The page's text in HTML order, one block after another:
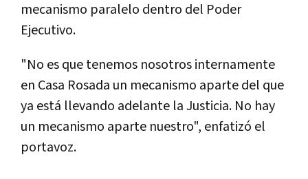
mecanismo paralelo dentro del Poder
Ejecutivo.
"No es que tenemos nosotros internamente
en Casa Rosada un mecanismo aparte del que
ya está llevando adelante la Justicia. No hay
un mecanismo aparte nuestro", enfatizó el
portavoz.